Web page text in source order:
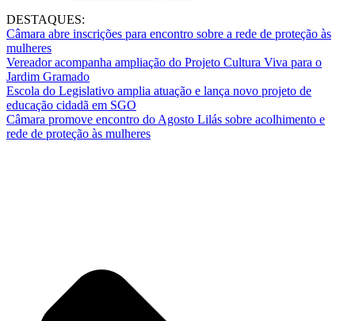
DESTAQUES:
Câmara abre inscrições para encontro sobre a rede de proteção às
mulheres
Vereador acompanha ampliação do Projeto Cultura Viva para o
Jardim Gramado
Escola do Legislativo amplia atuação e lança novo projeto de
educação cidadã em SGO
Câmara promove encontro do Agosto Lilás sobre acolhimento e
rede de proteção às mulheres